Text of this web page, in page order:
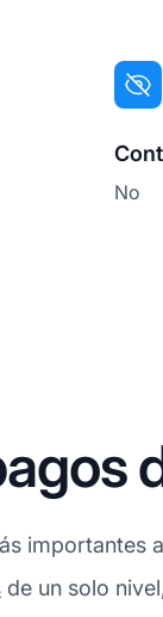
No
importantes
de un solo